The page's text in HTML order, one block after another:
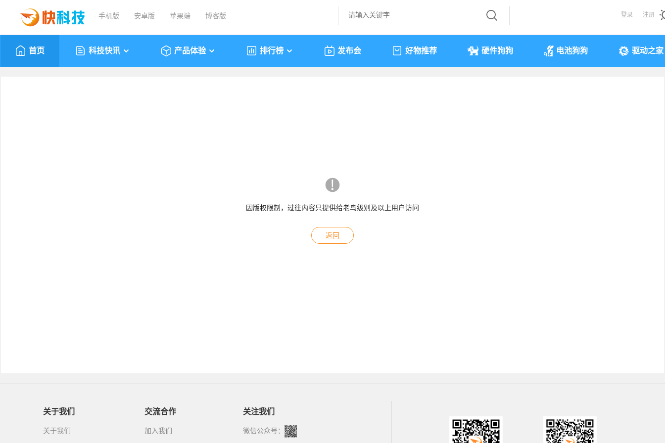
手机版 安卓版 苹果端 博客版 登录 注册
首页 科技快讯 产品体验 排行榜 发布会 好物推荐 硬件狗狗 电池狗狗 驱动之家
因版权限制，过往内容只提供给老鸟级别及以上用户访问
返回
关于我们
关于我们
交流合作
加入我们
关注我们
微信公众号：